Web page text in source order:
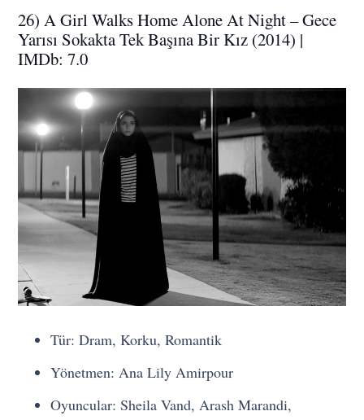
26) A Girl Walks Home Alone At Night – Gece
Yarısı Sokakta Tek Başına Bir Kız (2014) |
IMDb: 7.0
Tür: Dram, Korku, Romantik
Yönetmen: Ana Lily Amirpour
Oyuncular: Sheila Vand, Arash Marandi,